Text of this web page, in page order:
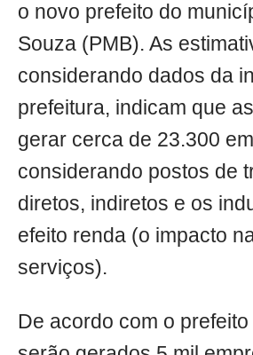
o novo prefeito do
Souza (PMB). As
considerando dados da
prefeitura, indicam que
gerar cerca de 23.300
considerando postos de
diretos, indiretos e os
efeito renda (o impacto
serviços).
De acordo com o